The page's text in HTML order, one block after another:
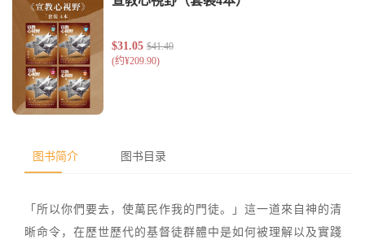
图书简介 图书目录
「所以你們要去，使萬民作我的門徒。」這一道來自神的清
晰命令，在歷世歷代的基督徒群體中是如何被理解以及實踐